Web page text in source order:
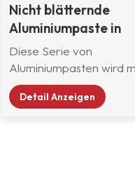
Nicht blätternde
Aluminiumpaste in
Diese Serie von
Aluminiumpasten wird
hochreinem sphärischen
Aluminiumpulver, das
Detail Anzeigen